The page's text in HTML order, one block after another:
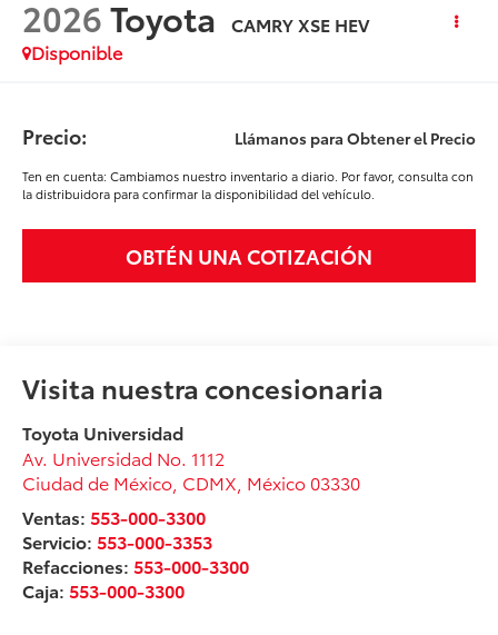
2026Toyota
CAMRY XSE HEV
Disponible
Precio: Llámanos para Obtener el Precio
Ten en cuenta: Cambiamos nuestro inventario a diario. Por favor, consulta con
la distribuidora para confirmar la disponibilidad del vehículo.
OBTÉN UNA COTIZACIÓN
Visita nuestra concesionaria
Toyota Universidad
Av. Universidad No. 1112
Ciudad de México CDMX , México 03330
Ventas:553-000-3300
Servicio:553-000-3353
Refacciones:553-000-3300
Caja:553-000-3300